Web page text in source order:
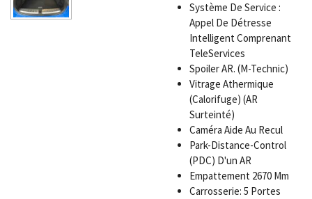
Système De Service :
Appel De Détresse
Intelligent Comprenant
TeleServices
Spoiler AR. (M-Technic)
Vitrage Athermique
(Calorifuge) (AR
Surteinté)
Caméra Aide Au Recul
Park-Distance-Control
(PDC) D'un AR
Empattement 2670 Mm
Carrosserie: 5 Portes